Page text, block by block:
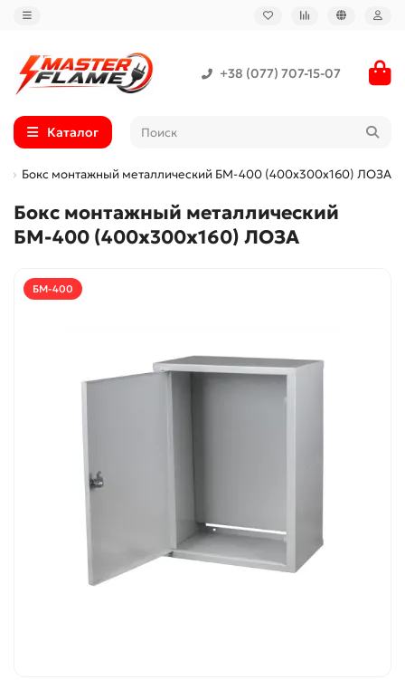
+38 (077) 707-15-07
Каталог
Бокс монтажный металлический БМ-400 (400х300х160) ЛОЗА
Бокс монтажный металлический
БМ-400 (400х300х160) ЛОЗА
БМ-400